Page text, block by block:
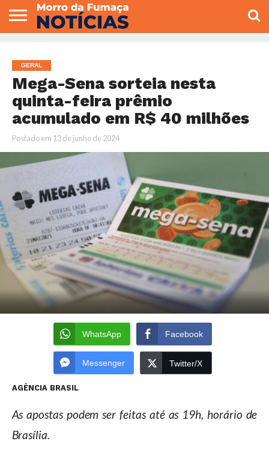
VEREADORES
GERAL
Mega-Sena sorteia nesta
quinta-feira prêmio
acumulado em R$ 40 milhões
Postado em 13 de junho de 2024
WhatsApp Facebook
Messenger Twitter/X
AGÊNCIA BRASIL
As apostas podem ser feitas até as 19h, horário de
Brasília.